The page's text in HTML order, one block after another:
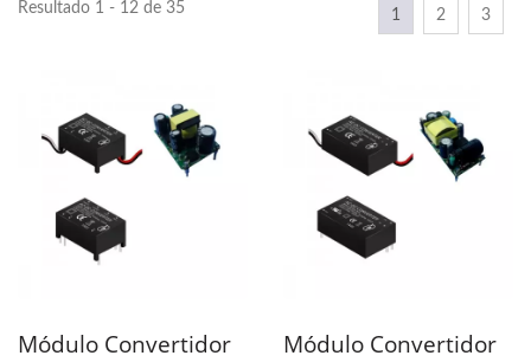
Resultado 1 - 12 de 35 1 2 3
Módulo Convertidor
Módulo Convertidor